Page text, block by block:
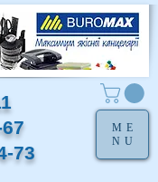
73
ME
NU